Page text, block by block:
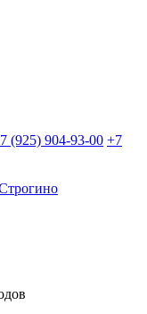
(925) 904-93-00 +7